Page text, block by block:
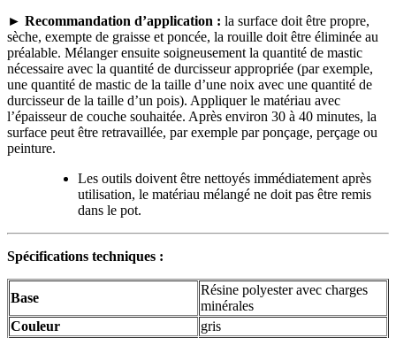
► Recommandation d’application : la surface doit être propre,
sèche, exempte de graisse et poncée, la rouille doit être éliminée au
préalable. Mélanger ensuite soigneusement la quantité de mastic
nécessaire avec la quantité de durcisseur appropriée (par exemple,
une quantité de mastic de la taille d’une noix avec une quantité de
durcisseur de la taille d’un pois). Appliquer le matériau avec
l’épaisseur de couche souhaitée. Après environ 30 à 40 minutes, la
surface peut être retravaillée, par exemple par ponçage, perçage ou
peinture.
Les outils doivent être nettoyés immédiatement après
utilisation, le matériau mélangé ne doit pas être remis
dans le pot.
Spécifications techniques :
Base
Résine polyester avec charges
minérales
Couleur
gris